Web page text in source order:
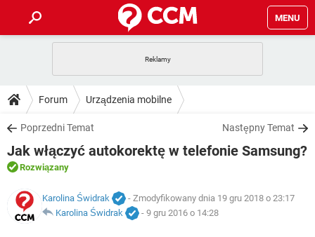
MENU
GRY WHATSAPP
SPOTIFY
INSTAGRAM FACEBOOK
WINDOWS 10
PORADY
PlayStation TIKTOK
SPOTIFY
WINDOWS 10
DO POBRANIA
ANDROID TIKTOK
GRY
IOS NETFLIX
INSTAGRAM
FORUM
GRY WHATSAPP
ARTYKUŁY
COVID-19
Forum Urządzenia mobilne
Poprzedni Temat Następny Temat
Jak włączyć autokorektę w telefonie Samsung?
Rozwiązany
Karolina Świdrak
- Zmodyfikowany dnia 19 gru 2018 o 23:17
Karolina Świdrak
- 9 gru 2016 o 14:28